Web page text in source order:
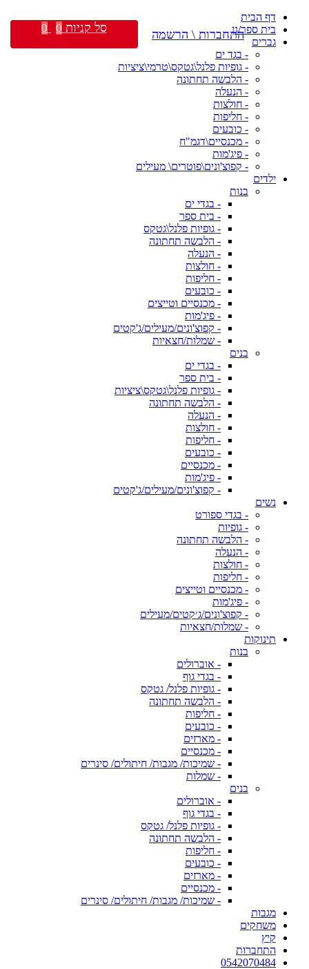
דף הבית
בית ספר/גן
גברים
- בגד ים
- גופיות פלנל\גטקס\טרמי\ציציות
- הלבשה תחתונה
- הנעלה
- חולצות
- חליפות
- כובעים
- מכנסיים\דגמ"ח
- פיג'מות
- קפוצ'ונים\פוטרים\ מעילים
ילדים
בנות
- בגדי ים
- בית ספר
- גופיות פלנל\גטקס
- הלבשה תחתונה
- הנעלה
- חולצות
- חליפות
- כובעים
- מכנסיים וטייצים
- פיג'מות
- קפוצ'ונים/מעילים/ג'קטים
- שמלות/חצאיות
בנים
- בגדי ים
- בית ספר
- גופיות פלנל\גטקס\ציציות
- הלבשה תחתונה
- הנעלה
- חולצות
- חליפות
- כובעים
- מכנסיים
- פיג'מות
- קפוצ'ונים/מעילים/ג'קטים
נשים
- בגדי ספורט
- גופיות
- הלבשה תחתונה
- הנעלה
- חולצות
- חליפות
- מכנסיים וטייצים
- פיג'מות
- קפוצ'ונים/ג׳קטים/מעילים
- שמלות/חצאיות
תינוקות
בנות
- אוברולים
- בגדי גוף
- גופיות פלנל/ גטקס
- הלבשה תחתונה
- חליפות
- כובעים
- מארזים
- מכנסיים
- שמיכות/ מגבות/ חיתולים/ סינרים
- שמלות
בנים
- אוברולים
- בגדי גוף
- גופיות פלנל/ גטקס
- הלבשה תחתונה
- חליפות
- כובעים
- מארזים
- מכנסיים
- שמיכות/ מגבות/ חיתולים/ סינרים
מגבות
משחקים
קיץ
התחברות
0542070484
התחברות \ הרשמה סל קניות 0
0